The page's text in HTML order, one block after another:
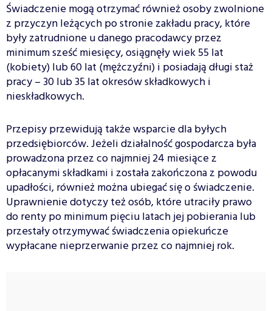
Świadczenie mogą otrzymać również osoby zwolnione
z przyczyn leżących po stronie zakładu pracy, które
były zatrudnione u danego pracodawcy przez
minimum sześć miesięcy, osiągnęły wiek 55 lat
(kobiety) lub 60 lat (mężczyźni) i posiadają długi staż
pracy – 30 lub 35 lat okresów składkowych i
nieskładkowych.
Przepisy przewidują także wsparcie dla byłych
przedsiębiorców. Jeżeli działalność gospodarcza była
prowadzona przez co najmniej 24 miesiące z
opłacanymi składkami i została zakończona z powodu
upadłości, również można ubiegać się o świadczenie.
Uprawnienie dotyczy też osób, które utraciły prawo
do renty po minimum pięciu latach jej pobierania lub
przestały otrzymywać świadczenia opiekuńcze
wypłacane nieprzerwanie przez co najmniej rok.